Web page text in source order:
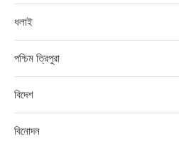
ধলাই
পশ্চিম ত্রিপুরা
বিদেশ
বিনোদন